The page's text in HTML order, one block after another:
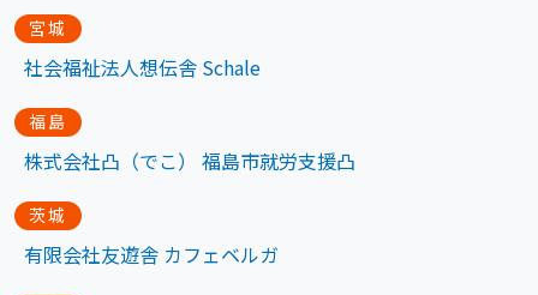
宮城
社会福祉法人想伝舎 Schale
福島
株式会社凸（でこ） 福島市就労支援凸
茨城
有限会社友遊舎 カフェベルガ